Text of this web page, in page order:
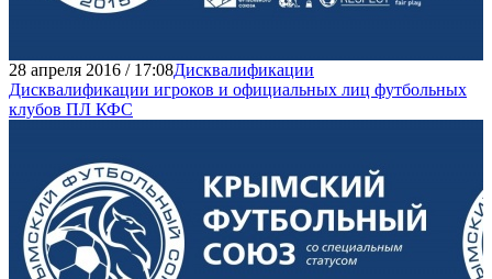
28 апреля 2016 / 17:08Дисквалификации
Дисквалификации игроков и официальных лиц футбольных
клубов ПЛ КФС